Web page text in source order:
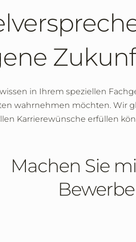
in Ihrem speziellen
wahrnehmen möchten. Wir
Karrierewünsche erfüllen
Machen Sie